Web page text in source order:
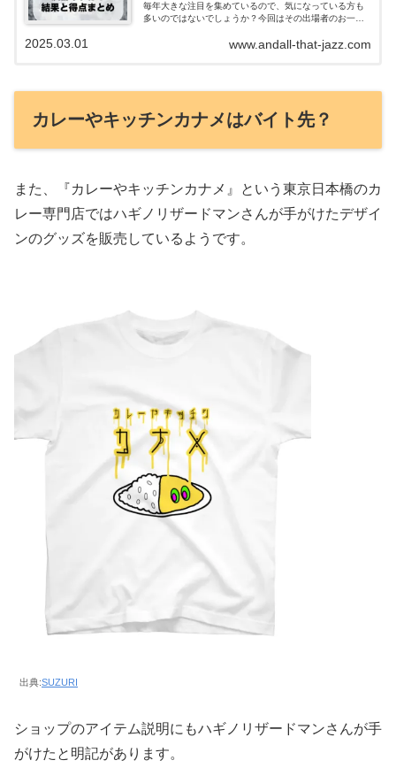
毎年大きな注目を集めているので、気になっている方も
多いのではないでしょうか？今回はその出場者のお一人
決勝ネタや結果、審査員ごとの得点...www.andall-that-jazz.com
2025.03.01
カレーやキッチンカナメはバイト先？
また、『カレーやキッチンカナメ』という東京日本橋のカ
レー専門店ではハギノリザードマンさんが手がけたデザイ
ンのグッズを販売しているようです。
出典:SUZURI
ショップのアイテム説明にもハギノリザードマンさんが手
がけたと明記があります。